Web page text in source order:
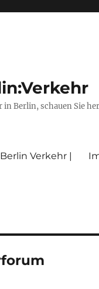
in Berlin, schauen Sie
Verkehr |